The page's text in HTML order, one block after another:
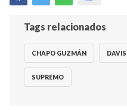
Tags relacionados
CHAPO GUZMÁN
SUPREMO